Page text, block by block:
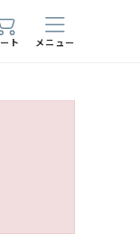
ト メニュー